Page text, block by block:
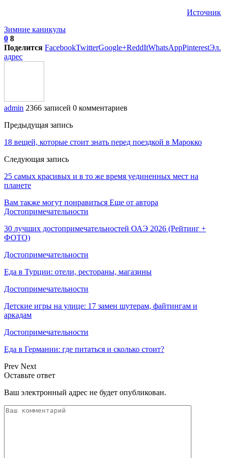
Источник
Зимние каникулы
0 8
Поделится FacebookTwitterGoogle+ReddItWhatsAppPinterestЭл.
адрес
admin 2366 записей 0 комментариев
Предыдущая запись
18 вещей, которые стоит знать перед поездкой в Марокко
Следующая запись
25 самых красивых и в то же время уединенных мест на
планете
Вам также могут понравиться Еще от автора
Достопримечательности
30 лучших достопримечательностей ОАЭ 2026 (Рейтинг +
ФОТО)
Достопримечательности
Еда в Турции: отели, рестораны, магазины
Достопримечательности
Детские игры на улице: 17 замен шутерам, файтингам и
аркадам
Достопримечательности
Еда в Германии: где питаться и сколько стоит?
Prev Next
Оставьте ответ
Ваш электронный адрес не будет опубликован.